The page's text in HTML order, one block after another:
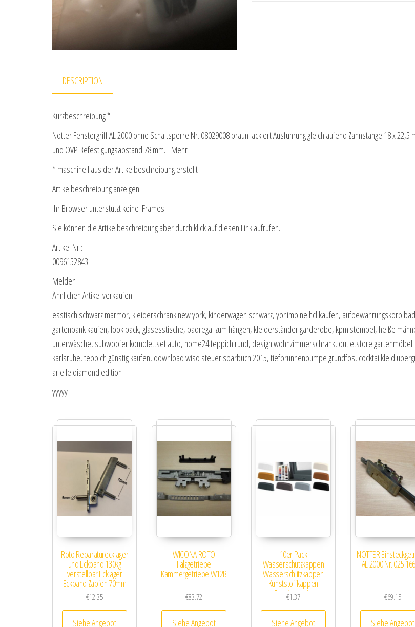
DESCRIPTION
Kurzbeschreibung *
Notter Fenstergriff AL 2000 ohne Schaltsperre Nr. 08029008 braun lackiert Ausführung gleichlaufend Zahnstange 18 x 22,5
und OVP Befestigungsabstand 78 mm… Mehr
* maschinell aus der Artikelbeschreibung erstellt
Artikelbeschreibung anzeigen
Ihr Browser unterstützt keine IFrames.
Sie können die Artikelbeschreibung aber durch klick auf diesen Link aufrufen.
Artikel Nr.:
0096152843
Melden |
Ähnlichen Artikel verkaufen
esstisch schwarz marmor, kleiderschrank new york, kinderwagen schwarz, yohimbine hcl kaufen, aufbewahrungskorb
gartenbank kaufen, look back, glasesstische, badregal zum hängen, kleiderständer garderobe, kpm stempel, heiße
unterwäsche, subwoofer komplettset auto, home24 teppich rund, design wohnzimmerschrank, outletstore gartenmöbel
karlsruhe, teppich günstig kaufen, download wiso steuer sparbuch 2015, tiefbrunnenpumpe grundfos, cocktailkleid
arielle diamond edition
yyyyy
Roto Reparaturecklager
und Eckband 130kg
verstellbar Ecklager
Eckband Zapfen 70mm
€12.35
Siehe Angebot
WICONA ROTO
Falzgetriebe
Kammergetriebe W12B
€83.72
Siehe Angebot
10er Pack
Wasserschutzkappen
Wasserschlitzkappen
Kunststoffkappen
Fensterschlitz
€1.37
Siehe Angebot
NOTTER
AL 2000 Nr. 025
€69.15
Siehe Angebot